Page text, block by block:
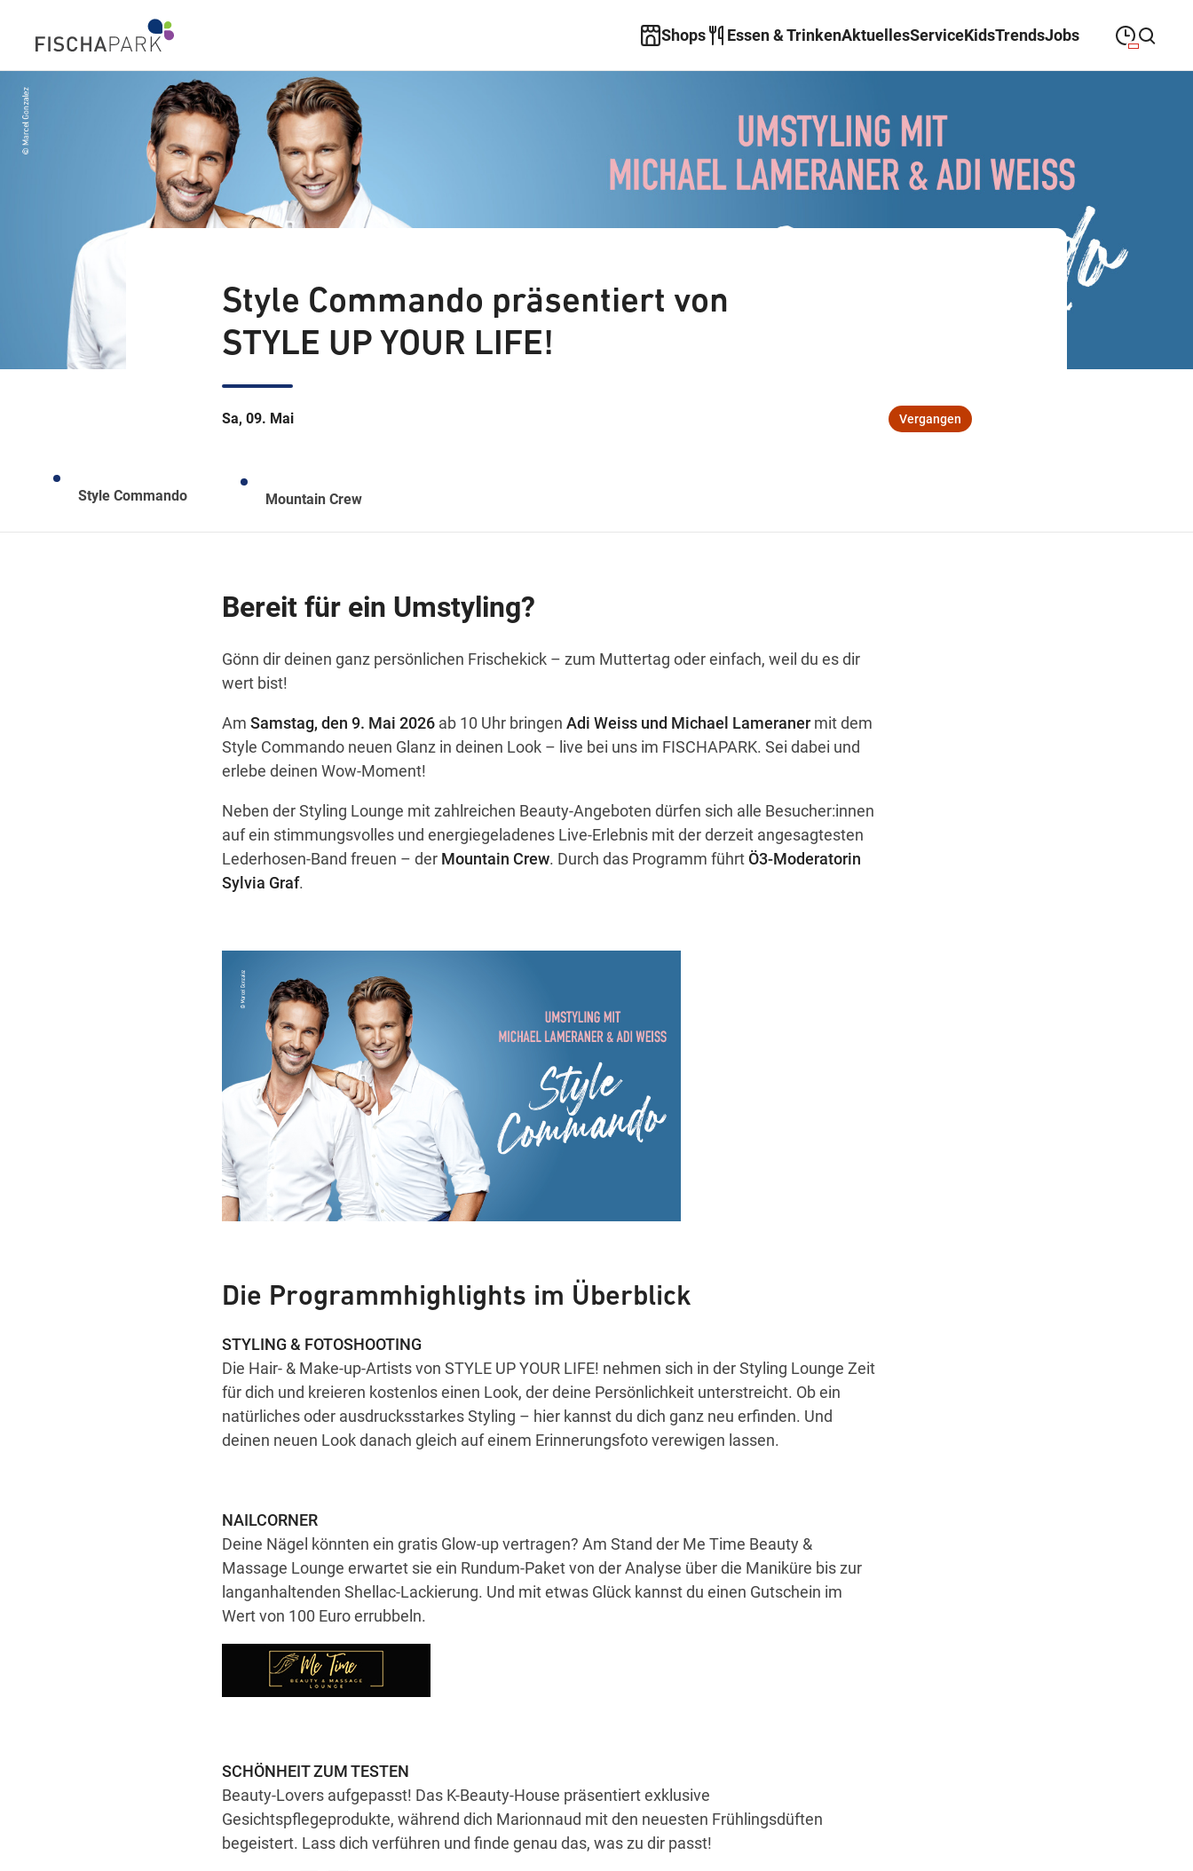
Shops Essen & TrinkenAktuellesServiceKidsTrendsJobs
Suche schließen
Dienstag
MITTWOCH
09:00
09:00
Style Commando präsentiert von
STYLE UP YOUR LIFE!
Sa, 09. Mai Vergangen
Style Commando Mountain Crew
Bereit für ein Umstyling?
Gönn dir deinen ganz persönlichen Frischekick – zum Muttertag oder einfach, weil du es dir
wert bist!
Am Samstag, den 9. Mai 2026ab 10 Uhr bringen Adi Weiss und Michael Lameranermit dem
Style Commando neuen Glanz in deinen Look – live bei uns im FISCHAPARK. Sei dabei und
erlebe deinen Wow-Moment!
Neben der Styling Lounge mit zahlreichen Beauty-Angeboten dürfen sich alle Besucher:innen
auf ein stimmungsvolles und energiegeladenes Live-Erlebnis mit der derzeit angesagtesten
Lederhosen-Band freuen – der Mountain Crew. Durch das Programm führtÖ3-Moderatorin
Sylvia Graf.
Die Programmhighlights im Überblick
STYLING & FOTOSHOOTING
Die Hair- & Make-up-Artists von STYLE UP YOUR LIFE! nehmen sich in der Styling Lounge Zeit
für dich und kreieren kostenlos einen Look, der deine Persönlichkeit unterstreicht. Ob ein
natürliches oder ausdrucksstarkes Styling – hier kannst du dich ganz neu erfinden. Und
deinen neuen Look danach gleich auf einem Erinnerungsfoto verewigen lassen.
NAILCORNER
Deine Nägel könnten ein gratis Glow-up vertragen? Am Stand der Me Time Beauty &
Massage Lounge erwartet sie ein Rundum-Paket von der Analyse über die Maniküre bis zur
langanhaltenden Shellac-Lackierung. Und mit etwas Glück kannst du einen Gutschein im
Wert von 100 Euro errubbeln.
SCHÖNHEIT ZUM TESTEN
Beauty-Lovers aufgepasst! Das K-Beauty-House präsentiert exklusive
Gesichtspflegeprodukte, während dich Marionnaud mit den neuesten Frühlingsdüften
begeistert. Lass dich verführen und finde genau das, was zu dir passt!